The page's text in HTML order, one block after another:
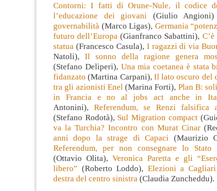
Contorni: I fatti di Orune-Nule, il codice
l’educazione dei giovani (Giulio
governabilità (Marco Ligas), Germania
futuro dell’Europa (Gianfranco Sabattini),
statua (Francesco Casula), I ragazzi di via
Natoli), Il sonno della ragione genera
(Stefano Deliperi), Una mia coetanea è stata
fidanzato (Martina Carpani), Il lato oscuro del
tra gli azionisti Enel(Marina Forti), Plan B:
in Francia e no al jobs act anche in
Antonini), Referendum, se Renzi falsifica
(Stefano Rodotà), Sul Migration compact
va la Turchia? Incontro con Murat Cinar
anni dopo la strage di Capaci (Maurizio
Referendum, per non consegnare lo Stato
(Ottavio Olita), Veronica Paretta e gli
libero” (Roberto Loddo), Elezioni a
destra del centro sinistra (Claudia Zuncheddu).